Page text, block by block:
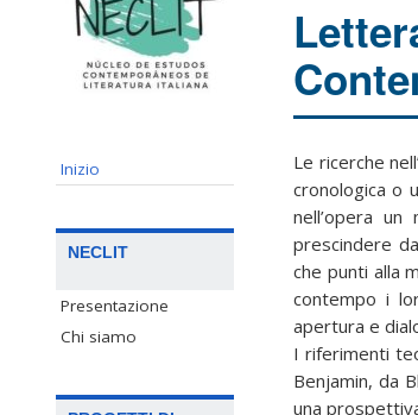
Inizio
NECLIT
Presentazione
Chi siamo
Le ricerche
cronologica o
nell’opera
prescindere
che punti alla
contempo i
apertura e
I riferimenti
Benjamin, da
una